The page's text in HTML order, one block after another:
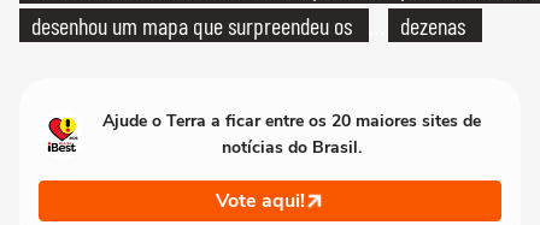
desenhou um mapa que surpreendeu os
dezenas
Ajude o Terra a ficar entre os 20 maiores sites de
notícias do Brasil.
Vote aqui!